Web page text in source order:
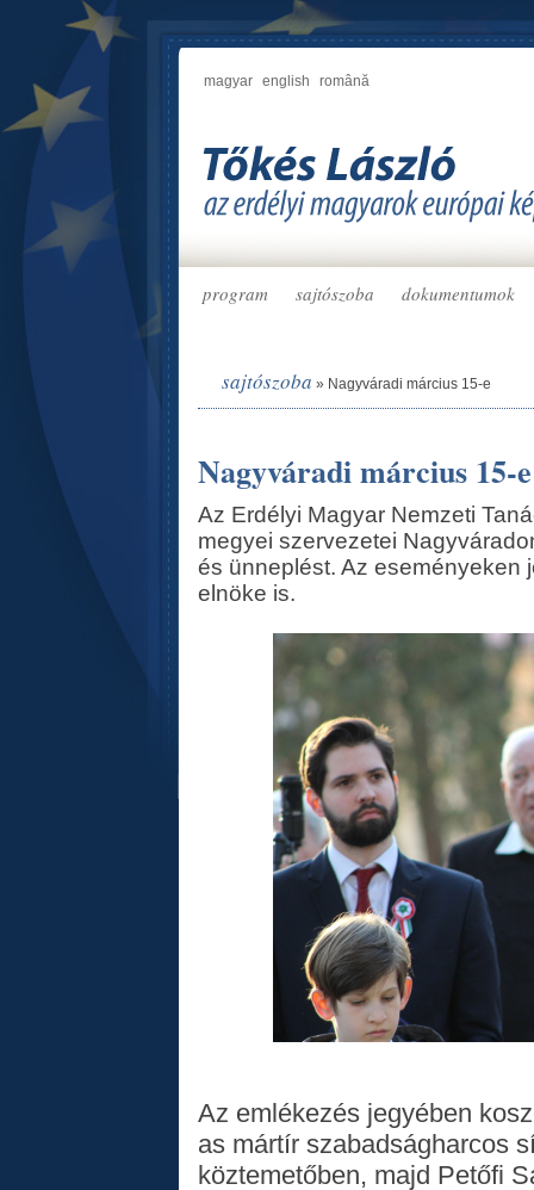
magyar english română
program sajtószoba dokumentumok
sajtószoba » Nagyváradi március 15-e
Nagyváradi március 15-e
Az Erdélyi Magyar Nemzeti
megyei szervezetei
és ünneplést. Az eseményeken
elnöke is.
Az emlékezés jegyében
as mártír szabadságharcos
köztemetőben, majd Petőfi